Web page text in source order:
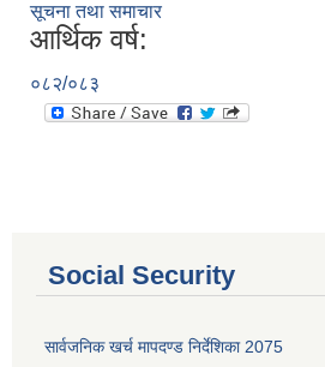
सूचना तथा समाचार
आर्थिक वर्ष:
०८२/०८३
Social Security
सार्वजनिक खर्च मापदण्ड निर्देशिका 2075